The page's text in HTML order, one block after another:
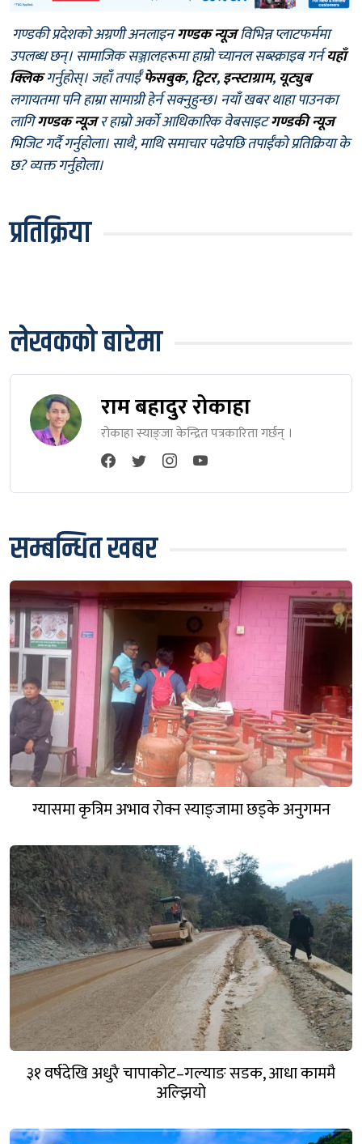
गण्डकी प्रदेशको अग्रणी अनलाइनगण्डक न्यूजविभिन्न प्लाटफर्ममा
उपलब्ध छन्। सामाजिक सञ्जालहरूमा हाम्रो च्यानल सब्स्क्राइब गर्नयहाँ
क्लिकगर्नुहोस्। जहाँ तपाईँफेसबुक,ट्विटर,इन्स्टाग्राम, यूट्युब
लगायतमा पनि हाम्रा सामाग्री हेर्न सक्नुहुन्छ। नयाँ खबर थाहा पाउनका
लागिगण्डक न्यूजर हाम्रो अर्को आधिकारिक वेबसाइटगण्डकी न्यूज
भिजिट गर्दै गर्नुहोला। साथै, माथि समाचार पढेपछि तपाईँको प्रतिक्रिया के
छ? व्यक्त गर्नुहोला।
प्रतिक्रिया
लेखकको बारेमा
राम बहादुर रोकाहा
रोकाहा स्याङ्जा केन्द्रित पत्रकारिता गर्छन् ।
सम्बन्धित खबर
ग्यासमा कृत्रिम अभाव रोक्न स्याङ्जामा छड्के अनुगमन
३१ वर्षदेखि अधुरै चापाकोट–गल्याङ सडक, आधा काममै
अल्झियो